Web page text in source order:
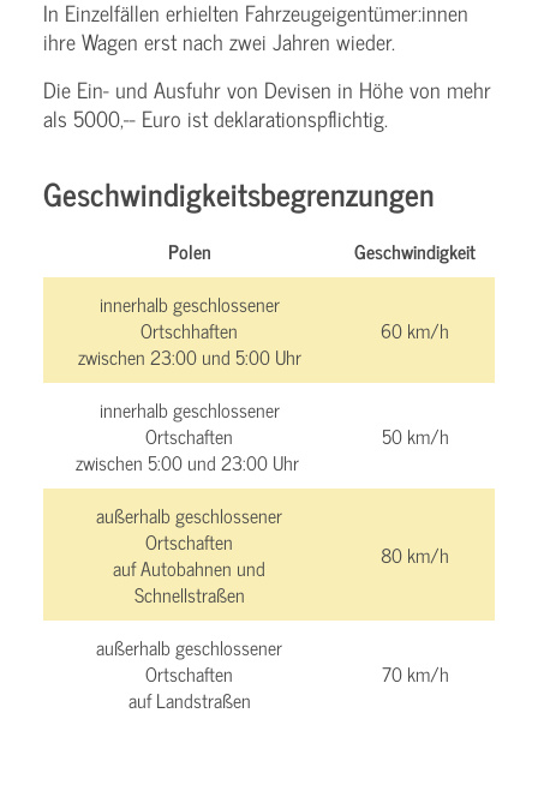
In Einzelfällen erhielten Fahrzeugeigentümer:innen
ihre Wagen erst nach zwei Jahren wieder.
Die Ein- und Ausfuhr von Devisen in Höhe von mehr
als 5000,-- Euro ist deklarationspflichtig.
Geschwindigkeitsbegrenzungen
Polen
Geschwindigkeit
innerhalb geschlossener
Ortschhaften
zwischen 23:00 und 5:00 Uhr
60 km/h
innerhalb geschlossener
Ortschaften
zwischen 5:00 und 23:00 Uhr
50 km/h
außerhalb geschlossener
Ortschaften
auf Autobahnen und
Schnellstraßen
80 km/h
außerhalb geschlossener
Ortschaften
auf Landstraßen
70 km/h